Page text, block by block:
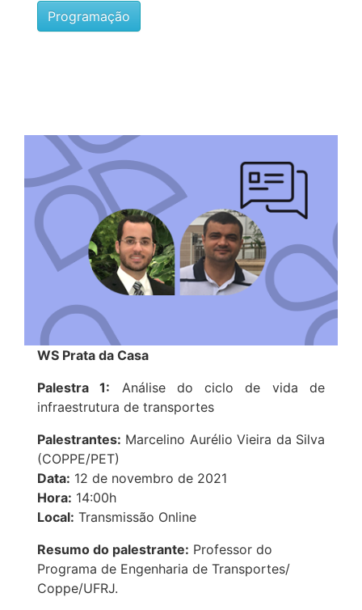
Programação
WS Prata da Casa
Palestra 1: Análise do ciclo de vida de
infraestrutura de transportes
Palestrantes: Marcelino Aurélio Vieira da Silva
(COPPE/PET)
Data: 12 de novembro de 2021
Hora: 14:00h
Local: Transmissão Online
Resumo do palestrante: Professor do
Programa de Engenharia de Transportes/
Coppe/UFRJ.